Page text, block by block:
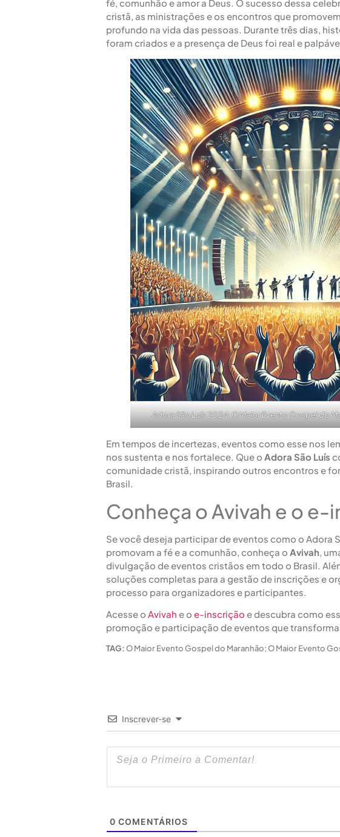
fé, comunhão e amor a Deus. O sucesso dessa
cristã, as ministrações e os encontros que
profundo na vida das pessoas. Durante três dias,
foram criados e a presença de Deus foi real e
Adora São Luís 2024: O Maior Evento Gospel do
Em tempos de incertezas, eventos como esse nos
nos sustenta e nos fortalece. Que o Adora São Luís
comunidade cristã, inspirando outros encontros e
Brasil.
Conheça o Avivah e o e-
Se você deseja participar de eventos como o Adora
promovam a fé e a comunhão, conheça o Avivah ,
divulgação de eventos cristãos em todo o Brasil.
soluções completas para a gestão de inscrições e
processo para organizadores e participantes.
Acesse o Avivah e o e-inscrição e descubra como
promoção e participação de eventos que
TAG:O Maior Evento Gospel do Maranhão; O Maior Evento
Inscrever-se
0 COMENTÁRIOS